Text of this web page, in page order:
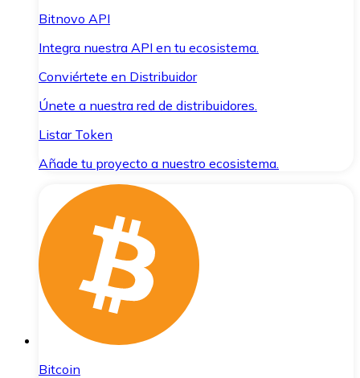
Bitnovo API
Integra nuestra API en tu ecosistema.
Conviértete en Distribuidor
Únete a nuestra red de distribuidores.
Listar Token
Añade tu proyecto a nuestro ecosistema.
Bitcoin